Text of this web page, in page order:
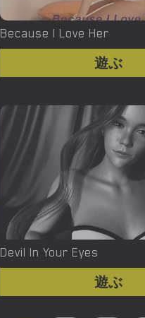
Because I Love Her
遊ぶ
Devil In Your Eyes
遊ぶ